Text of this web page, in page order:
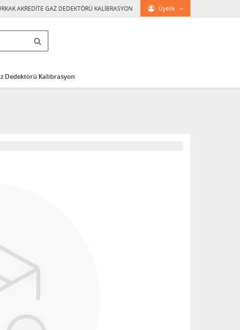
Üyelik
AKREDİTE GAZ DEDEKTÖRÜ KALİBRASYON
Dedektörü Kalibrasyon